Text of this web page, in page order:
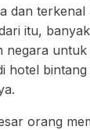
dan terkenal
itu,
negara
hotel
orang